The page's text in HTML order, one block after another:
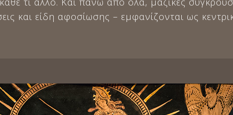
και είδη αφοσίωσης – εμφανίζονται ως